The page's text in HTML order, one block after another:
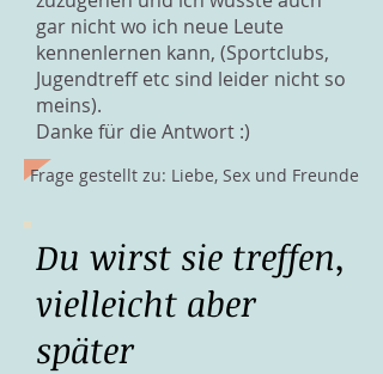
gar nicht wo ich neue Leute
kennenlernen kann, (Sportclubs,
Jugendtreff etc sind leider nicht so
meins).
Danke für die Antwort :)
Frage gestellt zu: Liebe, Sex und Freunde
Du wirst sie treffen,
vielleicht aber
später